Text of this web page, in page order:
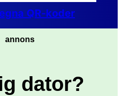
QR-koder
annons
dator?